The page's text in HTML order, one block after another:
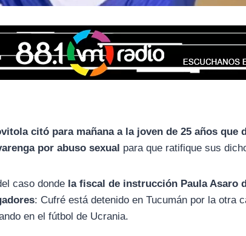
citó para mañana a la joven de 25 años que
por abuso sexual para que ratifique sus
caso donde la fiscal de instrucción Paula Asaro
: Cufré está detenido en Tucumán por la otra
en el fútbol de Ucrania.